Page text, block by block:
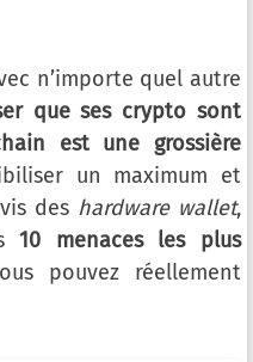
n’importe quel autre
que ses crypto sont
est une grossière
un maximum et
des hardware wallet,
10 menaces les plus
pouvez réellement